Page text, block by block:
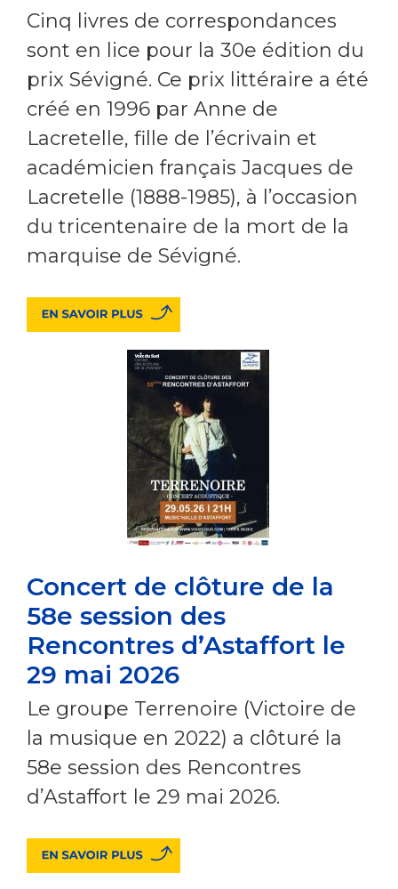
Cinq livres de correspondances
sont en lice pour la 30e édition du
prix Sévigné. Ce prix littéraire a été
créé en 1996 par Anne de
Lacretelle, fille de l’écrivain et
académicien français Jacques de
Lacretelle (1888-1985), à l’occasion
du tricentenaire de la mort de la
marquise de Sévigné.
Concert de clôture de la
58e session des
Rencontres d’Astaffort le
29 mai 2026
Le groupe Terrenoire (Victoire de
la musique en 2022) a clôturé la
58e session des Rencontres
d’Astaffort le 29 mai 2026.